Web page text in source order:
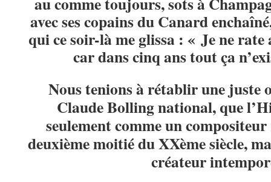
avec ses copains du Canard
qui ce soir-là me glissa : « Je ne rate
car dans cinq ans tout ça
Nous tenions à rétablir une juste
Claude Bolling national, que
seulement comme un
deuxième moitié du XXème siècle,
créateur